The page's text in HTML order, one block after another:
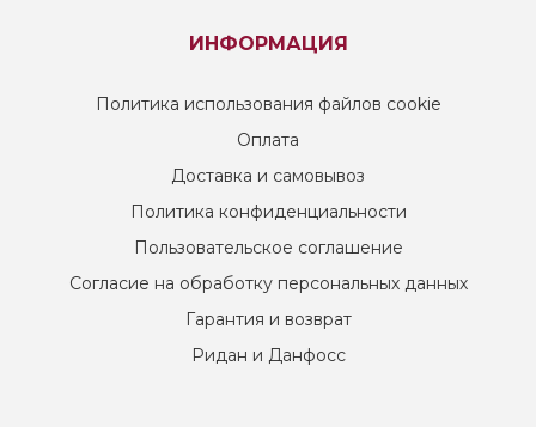
ИНФОРМАЦИЯ
Политика использования файлов cookie
Оплата
Доставка и самовывоз
Политика конфиденциальности
Пользовательское соглашение
Согласие на обработку персональных данных
Гарантия и возврат
Ридан и Данфосс